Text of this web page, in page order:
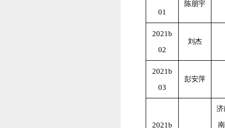
01
陈朋宇
2021b
02
刘杰
2021b
03
彭安萍
2021b
济